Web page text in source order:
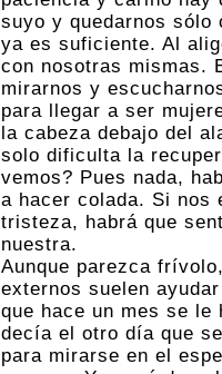
suyo y quedarnos sólo
ya es suficiente. Al
con nosotras mismas.
mirarnos y
para llegar a ser
la cabeza debajo del
solo dificulta la
vemos? Pues nada,
a hacer colada. Si nos
tristeza, habrá que
nuestra.
Aunque parezca
externos suelen
que hace un mes se le
decía el otro día que
para mirarse en el